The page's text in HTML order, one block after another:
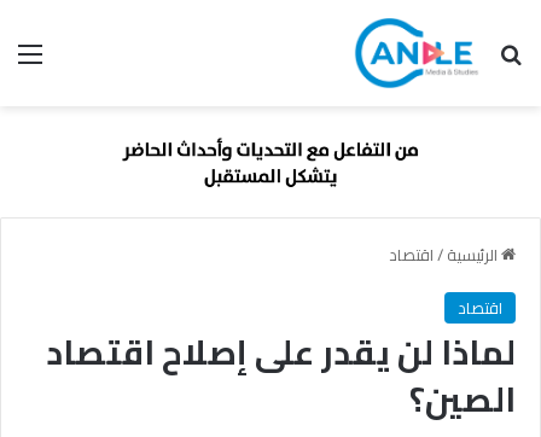
بحث عن
الرئيسية/اقتصاد
اقتصاد
لماذا لن يقدر على إصلاح اقتصاد
الصين؟